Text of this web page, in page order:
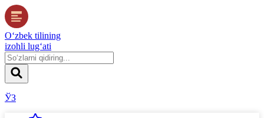
O‘zbek tilining
izohli lug‘ati
ЎЗ